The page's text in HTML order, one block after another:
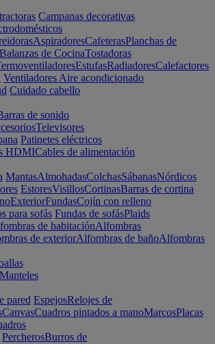
Campanas decorativas
AspiradoresCafeterasPlanchas de
Balanzas de CocinaTostadoras
EstufasRadiadoresCalefactores
Ventiladores Aire acondicionado
Cuidado cabello
de sonido
Televisores
Patinetes eléctricos
HDMICables de alimentación
MantasAlmohadasColchasSábanasNórdicos
EstoresVisillosCortinasBarras de cortina
ExteriorFundasCojín con relleno
para sofás Fundas de sofásPlaids
de habitaciónAlfombras
de exteriorAlfombras de bañoAlfombras
Manteles
pared EspejosRelojes de
CanvasCuadros pintados a manoMarcosPlacas
PercherosBurros de